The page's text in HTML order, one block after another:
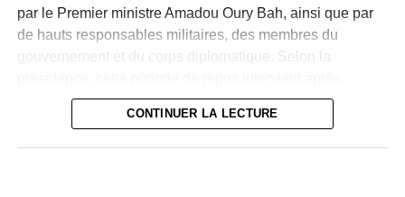
par le Premier ministre Amadou Oury Bah, ainsi que par
de hauts responsables militaires, des membres du
gouvernement et du corps diplomatique. Selon la
plusieurs années d’intense activité à la tête du pays et
précède la poursuite des réformes engagées.
CONTINUER LA LECTURE